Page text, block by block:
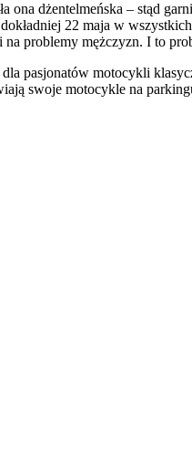
ona dżentelmeńska – stąd
22 maja w
problemy mężczyzn. I to
pasjonatów motocykli
swoje motocykle na